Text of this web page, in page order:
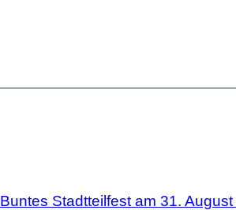
Buntes Stadtteilfest am 31.